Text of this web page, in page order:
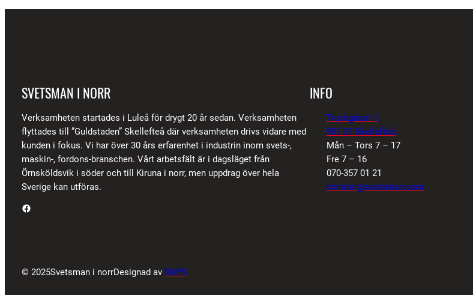
SVETSMAN I NORR
Verksamheten startades i Luleå för drygt 20 år sedan. Verksamheten
flyttades till ”Guldstaden” Skellefteå där verksamheten drivs vidare med
kunden i fokus. Vi har över 30 års erfarenhet i industrin inom svets-,
maskin-, fordons-branschen. Vårt arbetsfält är i dagsläget från
Örnsköldsvik i söder och till Kiruna i norr, men uppdrag över hela
Sverige kan utföras.
Facebook
INFO
Truckgatan 1,
931 27 Skellefteå
Mån – Tors 7 – 17
Fre 7 – 16
070-357 01 21
christer@svetsman.com
© 2025Svetsman i norrDesignad av SNPS